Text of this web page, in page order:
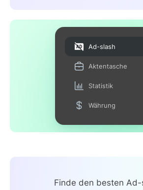
Ad-slash
Aktentasche
Statistik
Währung
Finde den besten